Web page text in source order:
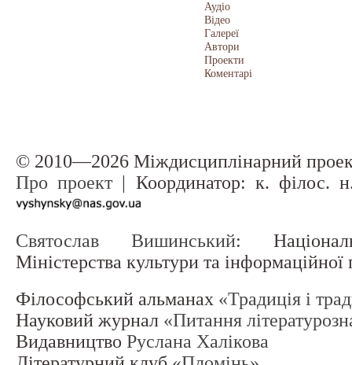
Аудіо
Відео
Галереї
Автори
Проекти
Коментарі
© 2010—2026 Міждисциплінарний
Про проект| Координатор: к. філос.
Святослав Вишинський:
Міністерства культури та
Філософський альманах «Традиція і
Науковий журнал «Питання
Видавництво Руслана Халікова